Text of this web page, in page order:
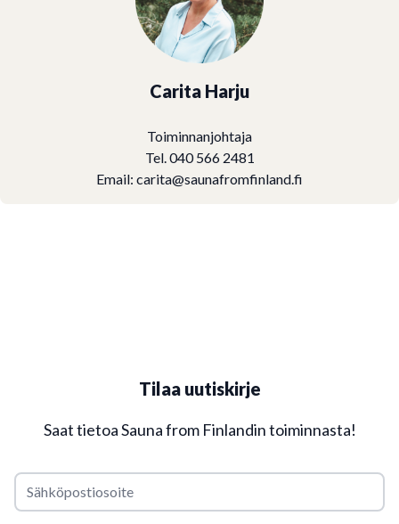
Carita Harju
Toiminnanjohtaja
Tel. 040 566 2481
Email: carita@saunafromfinland.fi
Tilaa uutiskirje
Saat tietoa Sauna from Finlandin toiminnasta!